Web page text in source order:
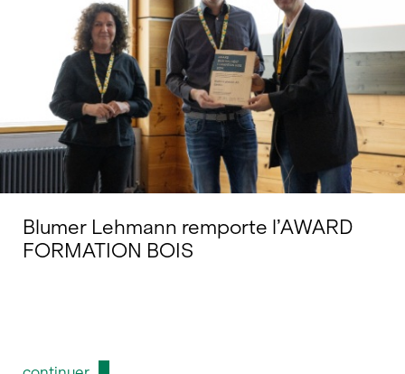
Blumer Lehmann remporte l’AWARD
FORMATION BOIS